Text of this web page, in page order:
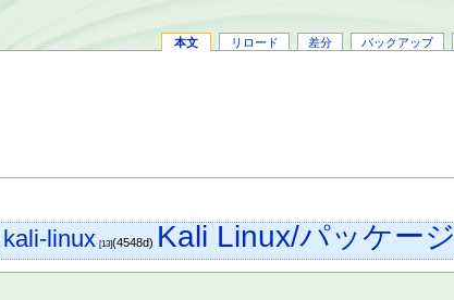
本文 リロード 差分 バックアップ
kali-linux [13](4548d) Kali Linux/パッケージ